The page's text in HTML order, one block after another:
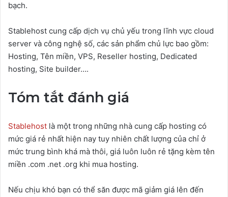
bạch.
Stablehost cung cấp dịch vụ chủ yếu trong lĩnh vực cloud
server và công nghệ số, các sản phẩm chủ lực bao gồm:
Hosting, Tên miền, VPS, Reseller hosting, Dedicated
hosting, Site builder….
Tóm tắt đánh giá
Stablehost là một trong những nhà cung cấp hosting có
mức giá rẻ nhất hiện nay tuy nhiên chất lượng của chỉ ở
mức trung bình khá mà thôi, giá luôn luôn rẻ tặng kèm tên
miền .com .net .org khi mua hosting.
Nếu chịu khó bạn có thể săn được mã giảm giá lên đến